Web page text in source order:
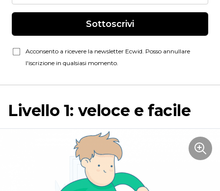
Sottoscrivi
Acconsento a ricevere la newsletter Ecwid. Posso annullare
l'iscrizione in qualsiasi momento.
Livello 1: veloce e facile